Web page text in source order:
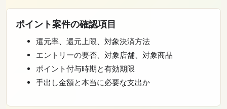
ポイント案件の確認項目
還元率、還元上限、対象決済方法
エントリーの要否、対象店舗、対象商品
ポイント付与時期と有効期限
手出し金額と本当に必要な支出か